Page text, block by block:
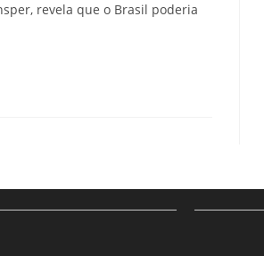
revela que o Brasil poderia